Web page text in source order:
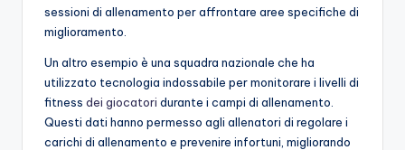
sessioni di allenamento per affrontare aree specifiche di
miglioramento.
Un altro esempio è una squadra nazionale che ha
utilizzato tecnologia indossabile per monitorare i livelli di
fitness dei giocatori durante i campi di allenamento.
Questi dati hanno permesso agli allenatori di regolare i
carichi di allenamento e prevenire infortuni, migliorando